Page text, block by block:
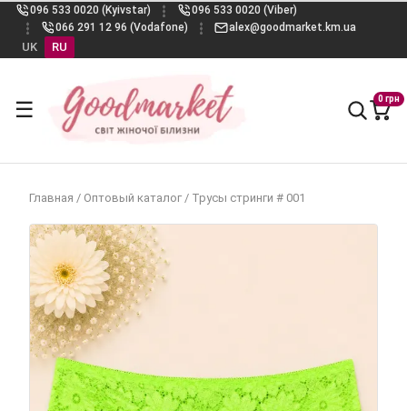
096 533 0020 (Kyivstar)
096 533 0020 (Viber)
066 291 12 96 (Vodafone)
alex@goodmarket.km.ua
UK RU
☰ 0 грн
Главная / Оптовый каталог / Трусы стринги # 001